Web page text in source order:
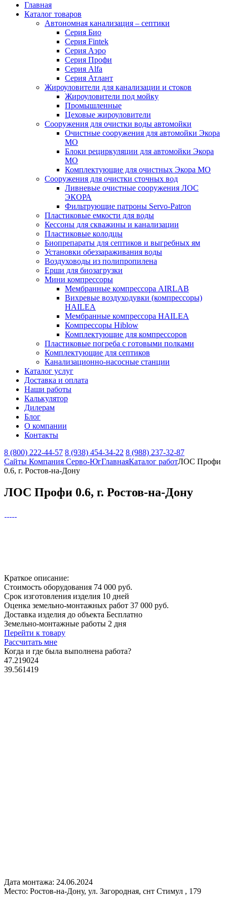
Главная
Каталог товаров
Автономная канализация – септики
Серия Био
Серия Fintek
Серия Аэро
Серия Профи
Серия Alfa
Серия Атлант
Жироуловители для канализации и стоков
Жироуловители под мойку
Промышленные
Цеховые жироуловители
Сооружения для очистки воды автомойки
Очистные сооружения для автомойки Экора
МО
Блоки рециркуляции для автомойки Экора
МО
Комплектующие для очистных Экора МО
Сооружения для очистки сточных вод
Ливневые очистные сооружения ЛОС
ЭКОРА
Фильтрующие патроны Servo-Patron
Пластиковые емкости для воды
Кессоны для скважины и канализации
Пластиковые колодцы
Биопрепараты для септиков и выгребных ям
Установки обеззараживания воды
Воздуховоды из полипропилена
Ерши для биозагрузки
Мини компрессоры
Мембранные компрессора AIRLAB
Вихревые воздуходувки (компрессоры)
HAILEA
Мембранные компрессора HAILEA
Компрессоры Hiblow
Комплектующие для компрессоров
Пластиковые погреба с готовыми полками
Комплектующие для септиков
Канализационно-насосные станции
Каталог услуг
Доставка и оплата
Наши работы
Калькулятор
Дилерам
Блог
О компании
Контакты
8 (800) 222-44-57 8 (938) 454-34-22 8 (988) 237-32-87
Сайты Компания Серво-ЮгГлавнаяКаталог работЛОС Профи
0.6, г. Ростов-на-Дону
ЛОС Профи 0.6, г. Ростов-на-Дону
Краткое описание:
Стоимость оборудования 74 000 руб.
Срок изготовления изделия 10 дней
Оценка земельно-монтажных работ 37 000 руб.
Доставка изделия до объекта Бесплатно
Земельно-монтажные работы 2 дня
Перейти к товару
Рассчитать мне
Когда и где была выполнена работа?
47.219024
39.561419
Дата монтажа: 24.06.2024
Место: Ростов-на-Дону, ул. Загородная, снт Стимул , 179